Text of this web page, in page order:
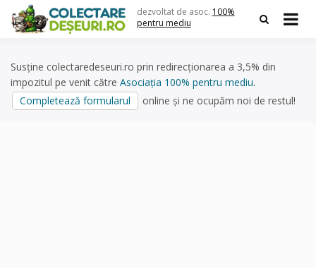
content
dezvoltat de asoc. 100%
pentru mediu
Susține colectaredeseuri.ro prin redirecționarea a 3,5% din
impozitul pe venit către Asociația 100% pentru mediu.
Completează formularul
online și ne ocupăm noi de restul!